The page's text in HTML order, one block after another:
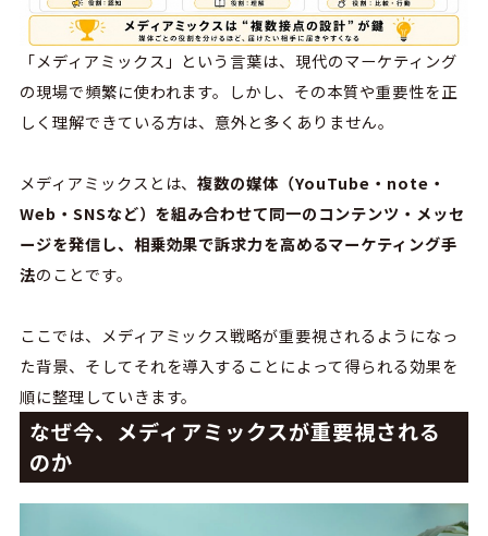
「メディアミックス」という言葉は、現代のマーケティング
の現場で頻繁に使われます。しかし、その本質や重要性を正
しく理解できている方は、意外と多くありません。
メディアミックスとは、複数の媒体（YouTube・note・
Web・SNSなど）を組み合わせて同一のコンテンツ・メッセ
ージを発信し、相乗効果で訴求力を高めるマーケティング手
法のことです。
ここでは、メディアミックス戦略が重要視されるようになっ
た背景、そしてそれを導入することによって得られる効果を
順に整理していきます。
なぜ今、メディアミックスが重要視される
のか